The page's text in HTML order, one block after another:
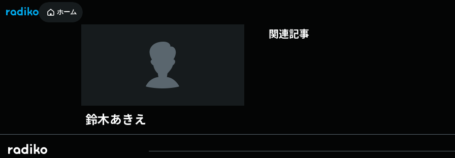
ホーム
鈴木あきえ
関連記事